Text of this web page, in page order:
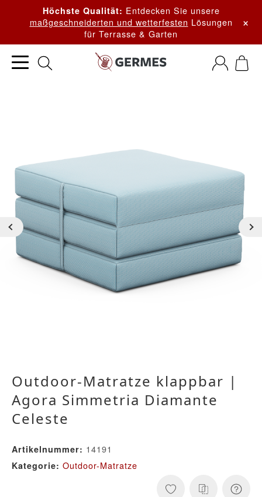
Höchste Qualität: Entdecken Sie unsere
maßgeschneiderten und wetterfesten Lösungen
für Terrasse & Garten
×
Outdoor-Matratze klappbar |
Agora Simmetria Diamante
Celeste
Artikelnummer: 14191
Kategorie: Outdoor-Matratze